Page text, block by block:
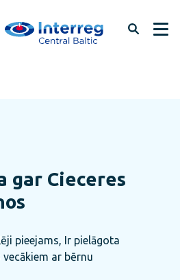
gar Cieceres
pieejams, Ir pielāgota
ar bērnu